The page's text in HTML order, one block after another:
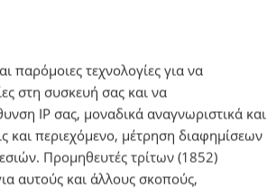
παρόμοιες τεχνολογίες για να
στη συσκευή σας και να
IP σας, μοναδικά αναγνωριστικά και
και περιεχόμενο, μέτρηση διαφημίσεων
Προμηθευτές τρίτων (1852)
αυτούς και άλλους σκοπούς,